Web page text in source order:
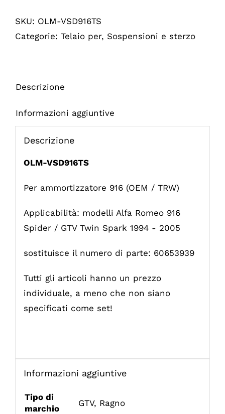
916
TS
SKU: OLM-VSD916TS
Categorie: Telaio per, Sospensioni e sterzo
Descrizione
Informazioni aggiuntive
Descrizione
OLM-VSD916TS
Per ammortizzatore 916 (OEM / TRW)
Applicabilità: modelli Alfa Romeo 916
Spider / GTV Twin Spark 1994 - 2005
sostituisce il numero di parte: 60653939
Tutti gli articoli hanno un prezzo
individuale, a meno che non siano
specificati come set!
Informazioni aggiuntive
Tipo di
marchio
GTV, Ragno